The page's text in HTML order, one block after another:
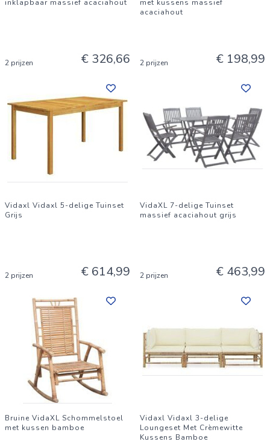
inklapbaar massief acaciahout
2 prijzen € 326,66
met kussens massief
acaciahout
2 prijzen € 198,99
Vidaxl Vidaxl 5-delige Tuinset
Grijs
2 prijzen € 614,99
VidaXL 7-delige Tuinset
massief acaciahout grijs
2 prijzen € 463,99
Bruine VidaXL Schommelstoel
met kussen bamboe
Vidaxl Vidaxl 3-delige
Loungeset Met Crèmewitte
Kussens Bamboe